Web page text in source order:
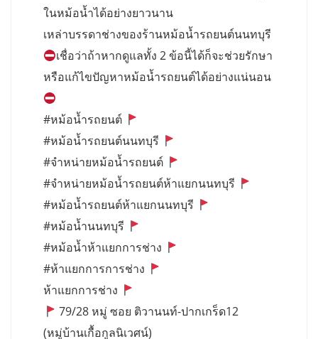
ในหม้อน้ำได้อย่างยาวนาน
เหล่าบรรดาช่างของร้านหม้อน้ำรถยนต์นนทบุรี
เชื่อว่าถ้าหากดูแลทั้ง 2 ข้อนี้ได้ก็จะช่วยรักษา
หรือแก้ไขปัญหาหม้อน้ำรถยนต์ได้อย่างแน่นอน
#หม้อน้ำรถยนต์
#หม้อน้ำรถยนต์นนทบุรี
#จำหน่ายหม้อน้ำรถยนต์
#จำหน่ายหม้อน้ำรถยนต์ห้าแยกนนทบุรี
#หม้อน้ำรถยนต์ห้าแยกนนทบุรี
#หม้อน้ำนนทบุรี
#หม้อน้ำห้าแยกการช่าง
#ห้าแยกการการช่าง
ห้าแยกการช่าง
79/28 หมู่ ซอย ติวานนท์-ปากเกร็ด12
(หมู่บ้านเกื้อกูลนิเวศน์)